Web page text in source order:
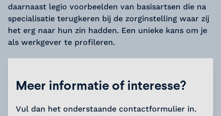
daarnaast legio voorbeelden van basisartsen die na
specialisatie terugkeren bij de zorginstelling waar zij
het erg naar hun zin hadden. Een unieke kans om je
als werkgever te profileren.
Meer informatie of interesse?
Vul dan het onderstaande contactformulier in.